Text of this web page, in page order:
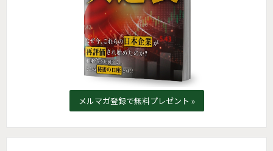
メルマガ登録で無料プレゼント »